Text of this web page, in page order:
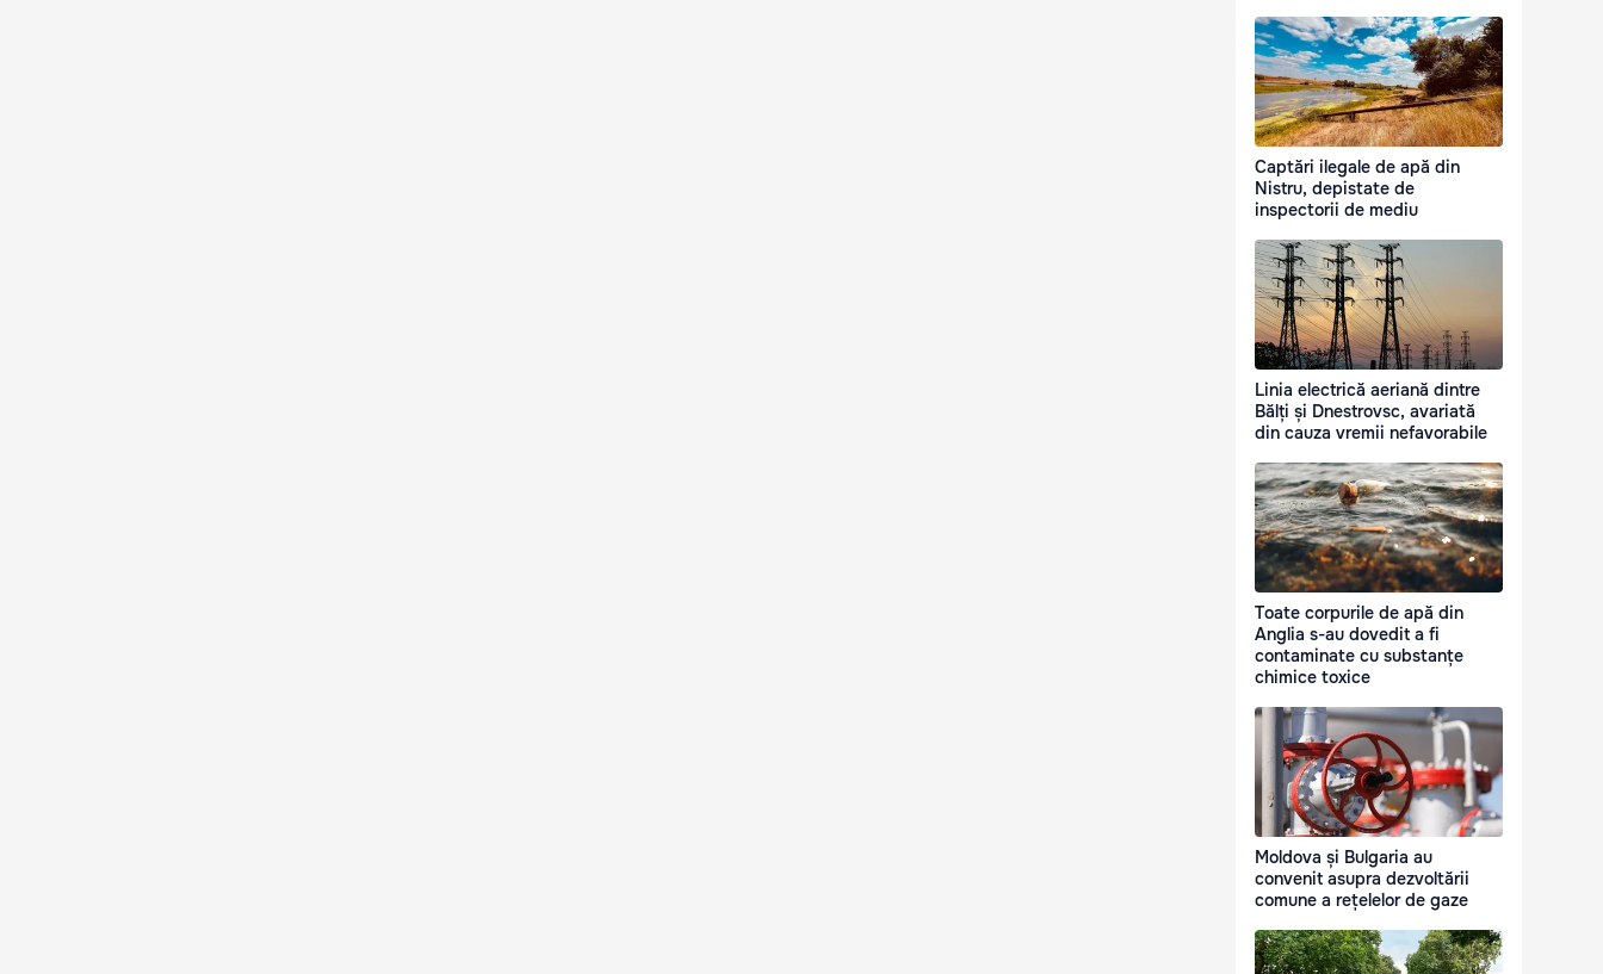
Captări ilegale de apă din
Nistru, depistate de
inspectorii de mediu
Linia electrică aeriană dintre
Bălți și Dnestrovsc, avariată
din cauza vremii nefavorabile
Toate corpurile de apă din
Anglia s-au dovedit a fi
contaminate cu substanțe
chimice toxice
Moldova și Bulgaria au
convenit asupra dezvoltării
comune a rețelelor de gaze